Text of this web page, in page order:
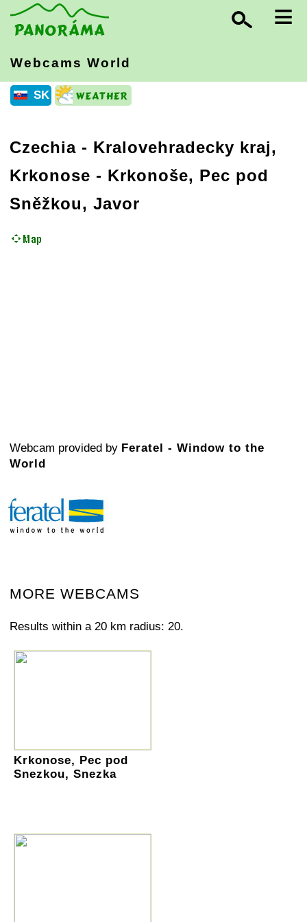
≡
Webcams World
SK
Czechia - Kralovehradecky kraj,
Krkonose - Krkonoše, Pec pod
Sněžkou, Javor
Webcam provided by Feratel - Window to the
World
MORE WEBCAMS
Results within a 20 km radius: 20.
Krkonose, Pec pod
Snezkou, Snezka